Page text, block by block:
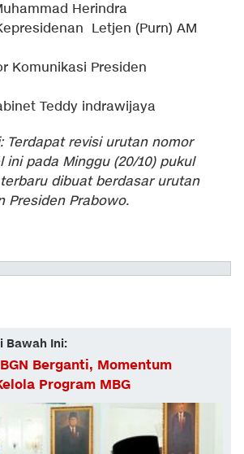
Herindra
Letjen (Purn) AM
Komunikasi Presiden
Teddy indrawijaya
Terdapat revisi urutan nomor
pada Minggu (20/10) pukul
terbaru dibuat berdasar urutan
Presiden Prabowo.
Bawah Ini:
Berganti, Momentum
Program MBG